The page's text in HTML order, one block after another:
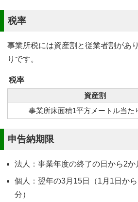
税率
事業所税には資産割と従業者割があ
りです。
税率
資産割
事業所床面積1平方メートル当た
申告納期限
法人：事業年度の終了の日から2か
個人：翌年の3月15日（1月1日か
分）